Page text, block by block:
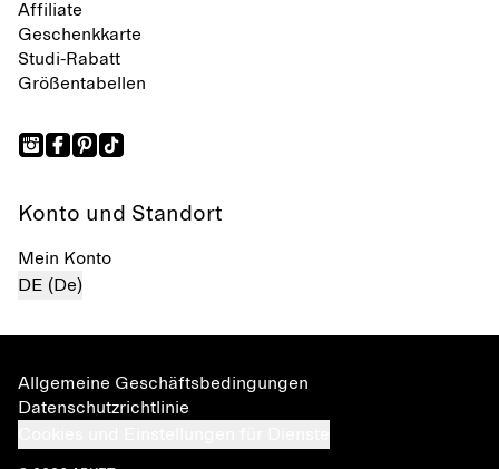
Affiliate
Geschenkkarte
Studi-Rabatt
Größentabellen
Konto und Standort
Mein Konto
DE (De)
Allgemeine Geschäftsbedingungen
Datenschutzrichtlinie